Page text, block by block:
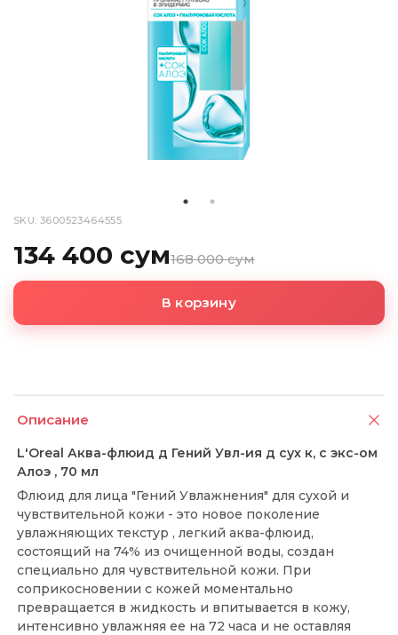
SKU: 3600523464555
134 400 сум168 000 сум
В корзину
Описание
L'Oreal Аква-флюид д Гений Увл-ия д сух к, с экс-ом
Алоэ , 70 мл
Флюид для лица "Гений Увлажнения" для сухой и
чувствительной кожи - это новое поколение
увлажняющих текстур , легкий аква-флюид,
состоящий на 74% из очищенной воды, создан
специально для чувствительной кожи. При
соприкосновении с кожей моментально
превращается в жидкость и впитывается в кожу,
интенсивно увлажняя ее на 72 часа и не оставляя